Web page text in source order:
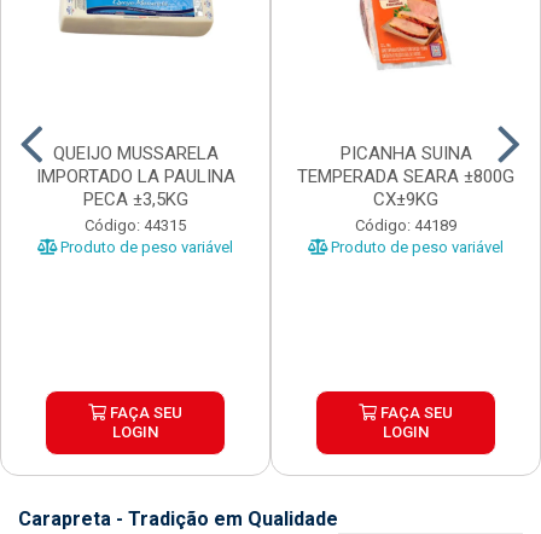
QUEIJO MUSSARELA
IMPORTADO LA PAULINA
PECA ±3,5KG
Código: 44315
Produto de peso variável
FAÇA SEU
LOGIN
PICANHA SUINA
TEMPERADA SEARA ±800G
CX±9KG
Código: 44189
Produto de peso variável
FAÇA SEU
LOGIN
Carapreta - Tradição em Qualidade